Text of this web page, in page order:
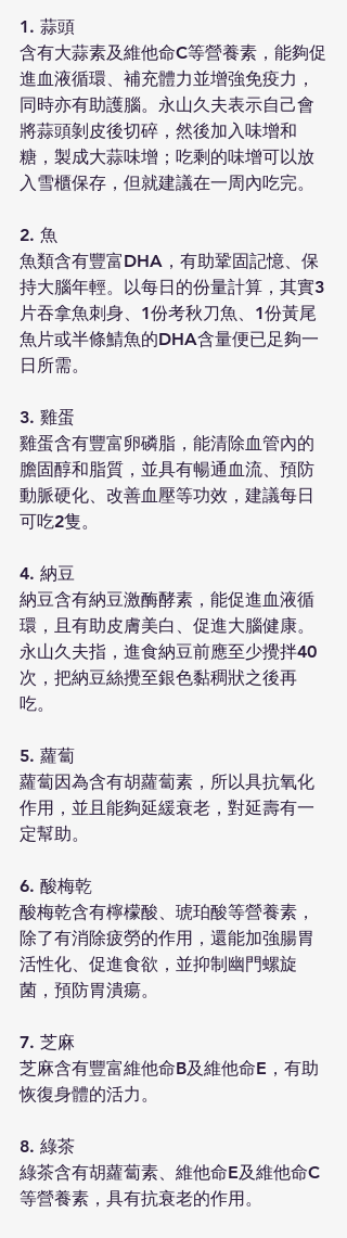
1. 蒜頭
含有大蒜素及維他命C等營養素，能夠促
進血液循環、補充體力並增強免疫力，
同時亦有助護腦。永山久夫表示自己會
將蒜頭剝皮後切碎，然後加入味增和
糖，製成大蒜味增；吃剩的味增可以放
入雪櫃保存，但就建議在一周內吃完。
2. 魚
魚類含有豐富DHA，有助鞏固記憶、保
持大腦年輕。以每日的份量計算，其實3
片吞拿魚刺身、1份考秋刀魚、1份黃尾
魚片或半條鯖魚的DHA含量便已足夠一
日所需。
3. 雞蛋
雞蛋含有豐富卵磷脂，能清除血管內的
膽固醇和脂質，並具有暢通血流、預防
動脈硬化、改善血壓等功效，建議每日
可吃2隻。
4. 納豆
納豆含有納豆激酶酵素，能促進血液循
環，且有助皮膚美白、促進大腦健康。
永山久夫指，進食納豆前應至少攪拌40
次，把納豆絲攪至銀色黏稠狀之後再
吃。
5. 蘿蔔
蘿蔔因為含有胡蘿蔔素，所以具抗氧化
作用，並且能夠延緩衰老，對延壽有一
定幫助。
6. 酸梅乾
酸梅乾含有檸檬酸、琥珀酸等營養素，
除了有消除疲勞的作用，還能加強腸胃
活性化、促進食欲，並抑制幽門螺旋
菌，預防胃潰瘍。
7. 芝麻
芝麻含有豐富維他命B及維他命E，有助
恢復身體的活力。
8. 綠茶
綠茶含有胡蘿蔔素、維他命E及維他命C
等營養素，具有抗衰老的作用。